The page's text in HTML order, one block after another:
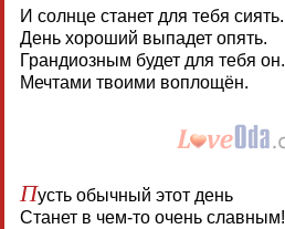
И солнце станет для тебя сиять.
День хороший выпадет опять.
Грандиозным будет для тебя он.
Мечтами твоими воплощён.
Пусть обычный этот день
Станет в чем-то очень славным!